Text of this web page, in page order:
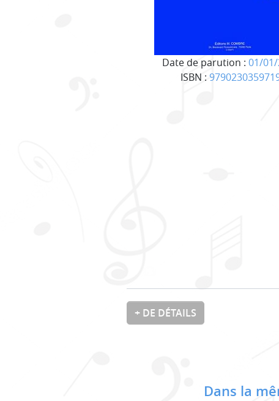
Date de parution : 01/01/
ISBN :
+ DE DÉTAILS
Dans la